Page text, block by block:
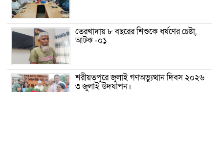
তেরখাদায় ৮ বছরের শিশুকে ধর্ষণের চেষ্টা,
আটক -০১
শরীয়তপুরে জুলাই গণঅভ্যুত্থান দিবস ২০২৬
৩ জুলাই উদযাপন।